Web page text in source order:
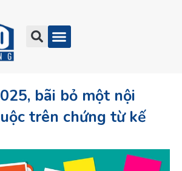
bãi bỏ một nội
trên chứng từ kế